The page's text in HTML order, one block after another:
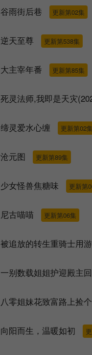
谷雨街后巷 更新第02集
逆天至尊 更新第538集
大主宰年番 更新第85集
死灵法师,我即是天灾
缔灵爱水心缠 更新第02集
沧元图 更新第89集
少女怪兽焦糖味 更新第
尼古喵喵 更新第06集
被追放的转生重骑士用
一别数载姐姐护迎殿主
八零姐妹花致富路上捡
向阳而生，温暖如初